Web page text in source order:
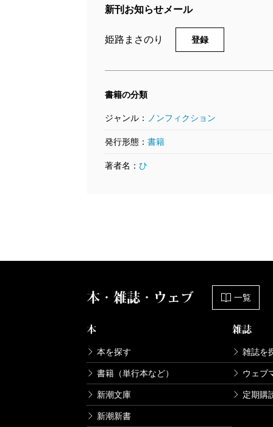
新刊お知らせメール
姫路まさのり 登録
書籍の分類
ジャンル： ノンフィクション
発行形態： 書籍
著者名： ひ
本・雑誌・ウェブ 一覧
本
本を探す
書籍（単行本など）
新潮文庫
新潮新書
雑誌
雑誌を
ウェブ
定期購